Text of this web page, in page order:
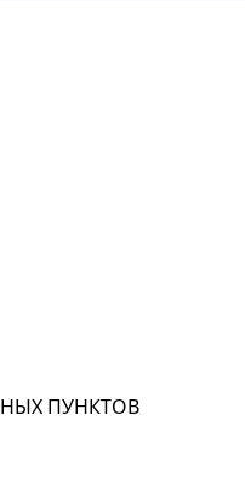
ПУНКТОВ